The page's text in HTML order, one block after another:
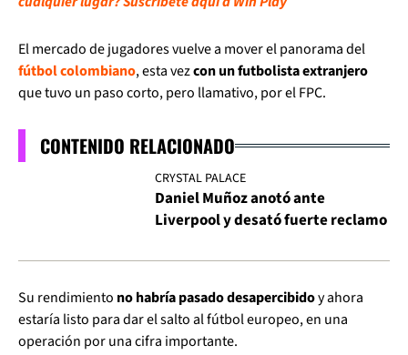
El mercado de jugadores vuelve a mover el panorama del
fútbol colombiano, esta vezcon un futbolista extranjero
que tuvo un paso corto, pero llamativo, por el FPC.
CONTENIDO RELACIONADO
CRYSTAL PALACE
Daniel Muñoz anotó ante
Liverpool y desató fuerte reclamo
Su rendimiento no habría pasado desapercibidoy ahora
estaría listo para dar el salto al fútbol europeo, en una
operación por una cifra importante.